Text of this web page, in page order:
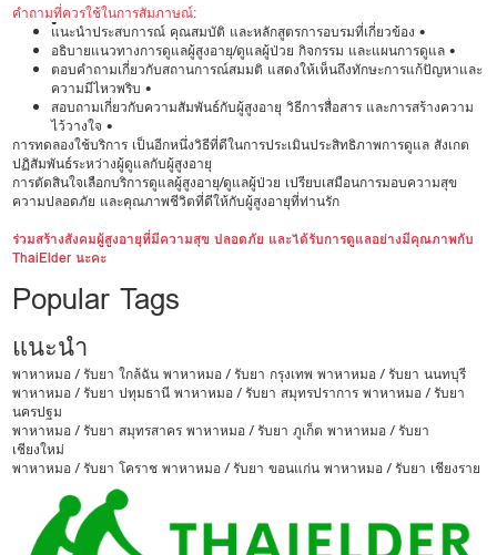
คำถามที่ควรใช้ในการสัมภาษณ์:
•
แนะนำประสบการณ์ คุณสมบัติ และหลักสูตรการอบรมที่เกี่ยวข้อง •
อธิบายแนวทางการดูแลผู้สูงอายุ/ดูแลผู้ป่วย กิจกรรม และแผนการดูแล •
ตอบคำถามเกี่ยวกับสถานการณ์สมมติ แสดงให้เห็นถึงทักษะการแก้ปัญหาและ
ความมีไหวพริบ •
สอบถามเกี่ยวกับความสัมพันธ์กับผู้สูงอายุ วิธีการสื่อสาร และการสร้างความ
ไว้วางใจ •
การทดลองใช้บริการ เป็นอีกหนึ่งวิธีที่ดีในการประเมินประสิทธิภาพการดูแล สังเกต
ปฏิสัมพันธ์ระหว่างผู้ดูแลกับผู้สูงอายุ
การตัดสินใจเลือกบริการดูแลผู้สูงอายุ/ดูแลผู้ป่วย เปรียบเสมือนการมอบความสุข
ความปลอดภัย และคุณภาพชีวิตที่ดีให้กับผู้สูงอายุที่ท่านรัก
ร่วมสร้างสังคมผู้สูงอายุที่มีความสุข ปลอดภัย และได้รับการดูแลอย่างมีคุณภาพกับ
ThaiElder นะคะ
Popular Tags
แนะนำ
พาหาหมอ / รับยา ใกล้ฉัน พาหาหมอ / รับยา กรุงเทพ พาหาหมอ / รับยา นนทบุรี
พาหาหมอ / รับยา ปทุมธานี พาหาหมอ / รับยา สมุทรปราการ พาหาหมอ / รับยา
นครปฐม
พาหาหมอ / รับยา สมุทรสาคร พาหาหมอ / รับยา ภูเก็ต พาหาหมอ / รับยา
เชียงใหม่
พาหาหมอ / รับยา โคราช พาหาหมอ / รับยา ขอนแก่น พาหาหมอ / รับยา เชียงราย